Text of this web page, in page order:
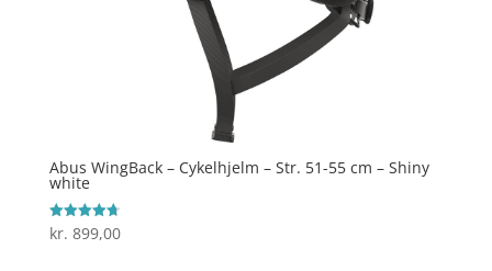
Abus WingBack – Cykelhjelm – Str. 51-55 cm – Shiny
white
Vurderet
4.7
kr. 899,00